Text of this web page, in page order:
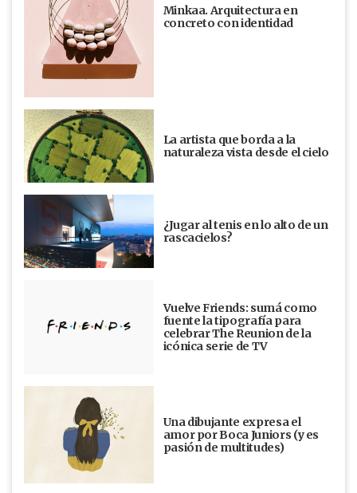
Minkaa. Arquitectura en
concreto con identidad
La artista que borda a la
naturaleza vista desde el cielo
¿Jugar al tenis en lo alto de un
rascacielos?
Vuelve Friends: sumá como
fuente la tipografía para
celebrar The Reunion de la
icónica serie de TV
Una dibujante expresa el
amor por Boca Juniors (y es
pasión de multitudes)